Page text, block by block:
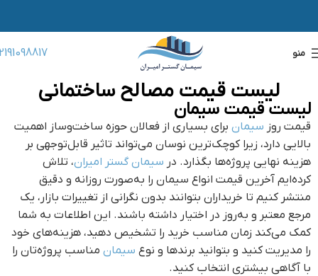
منو
لیست قیمت مصالح ساختمانی
لیست قیمت سیمان
قیمت روز سیمان برای بسیاری از فعالان حوزه ساخت‌وساز اهمیت
بالایی دارد، زیرا کوچک‌ترین نوسان می‌تواند تاثیر قابل‌توجهی بر
هزینه نهایی پروژه‌ها بگذارد. در سیمان گستر امیران، تلاش
کرده‌ایم آخرین قیمت انواع سیمان را به‌صورت روزانه و دقیق
منتشر کنیم تا خریداران بتوانند بدون نگرانی از تغییرات بازار، یک
مرجع معتبر و به‌روز در اختیار داشته باشند. این اطلاعات به شما
کمک می‌کند زمان مناسب خرید را تشخیص دهید، هزینه‌های خود
را مدیریت کنید و بتوانید برندها و نوع سیمان مناسب پروژه‌تان را
با آگاهی بیشتری انتخاب کنید.